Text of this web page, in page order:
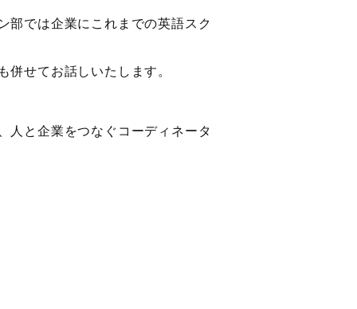
部では企業にこれまでの英語スク
併せてお話しいたします。
人と企業をつなぐコーディネータ